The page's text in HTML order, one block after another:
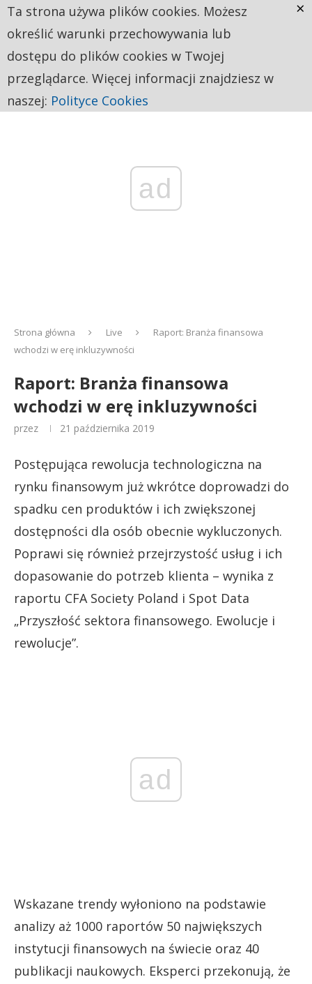
ad
Strona główna Live
Raport: Branża finansowa
wchodzi w erę inkluzywności
Raport: Branża finansowa
wchodzi w erę inkluzywności
przez 21 października 2019
Postępująca rewolucja technologiczna na
rynku finansowym już wkrótce doprowadzi do
spadku cen produktów i ich zwiększonej
dostępności dla osób obecnie wykluczonych.
Poprawi się również przejrzystość usług i ich
dopasowanie do potrzeb klienta – wynika z
raportu CFA Society Poland i Spot Data
„Przyszłość sektora finansowego. Ewolucje i
rewolucje”.
ad
Wskazane trendy wyłoniono na podstawie
analizy aż 1000 raportów 50 największych
instytucji finansowych na świecie oraz 40
publikacji naukowych. Eksperci przekonują, że
Ta strona używa plików cookies. Możesz
określić warunki przechowywania lub
dostępu do plików cookies w Twojej
przeglądarce. Więcej informacji znajdziesz w
naszej: Polityce Cookies
×